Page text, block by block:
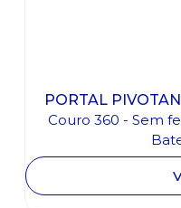
PORTAL
Couro 360 - Sem